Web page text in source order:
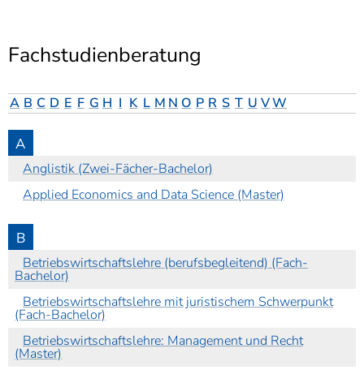
Fachstudienberatung
A B C D E F G H I K L M N O P R S T U VW
A
Anglistik (Zwei-Fächer-Bachelor)
Applied Economics and Data Science (Master)
B
Betriebswirtschaftslehre (berufsbegleitend) (Fach-
Bachelor)
Betriebswirtschaftslehre mit juristischem Schwerpunkt
(Fach-Bachelor)
Betriebswirtschaftslehre: Management und Recht
(Master)